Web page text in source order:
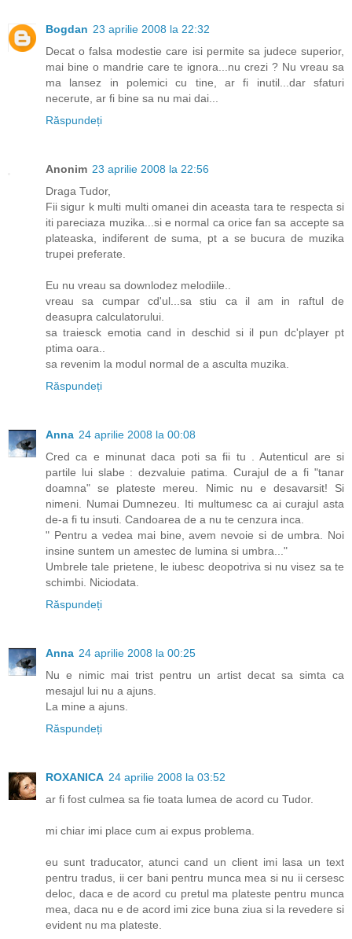
Bogdan 23 aprilie 2008 la 22:32
Decat o falsa modestie care isi permite sa judece superior,
mai bine o mandrie care te ignora...nu crezi ? Nu vreau sa
ma lansez in polemici cu tine, ar fi inutil...dar sfaturi
necerute, ar fi bine sa nu mai dai...
Răspundeți
Anonim 23 aprilie 2008 la 22:56
Draga Tudor,
Fii sigur k multi multi omanei din aceasta tara te respecta si
iti pareciaza muzika...si e normal ca orice fan sa accepte sa
plateaska, indiferent de suma, pt a se bucura de muzika
trupei preferate.
Eu nu vreau sa downlodez melodiile..
vreau sa cumpar cd'ul...sa stiu ca il am in raftul de
deasupra calculatorului.
sa traiesck emotia cand in deschid si il pun dc'player pt
ptima oara..
sa revenim la modul normal de a asculta muzika.
Răspundeți
Anna 24 aprilie 2008 la 00:08
Cred ca e minunat daca poti sa fii tu . Autenticul are si
partile lui slabe : dezvaluie patima. Curajul de a fi "tanar
doamna" se plateste mereu. Nimic nu e desavarsit! Si
nimeni. Numai Dumnezeu. Iti multumesc ca ai curajul asta
de-a fi tu insuti. Candoarea de a nu te cenzura inca.
" Pentru a vedea mai bine, avem nevoie si de umbra. Noi
insine suntem un amestec de lumina si umbra..."
Umbrele tale prietene, le iubesc deopotriva si nu visez sa te
schimbi. Niciodata.
Răspundeți
Anna 24 aprilie 2008 la 00:25
Nu e nimic mai trist pentru un artist decat sa simta ca
mesajul lui nu a ajuns.
La mine a ajuns.
Răspundeți
ROXANICA 24 aprilie 2008 la 03:52
ar fi fost culmea sa fie toata lumea de acord cu Tudor.
mi chiar imi place cum ai expus problema.
eu sunt traducator, atunci cand un client imi lasa un text
pentru tradus, ii cer bani pentru munca mea si nu ii cersesc
deloc, daca e de acord cu pretul ma plateste pentru munca
mea, daca nu e de acord imi zice buna ziua si la revedere si
evident nu ma plateste.